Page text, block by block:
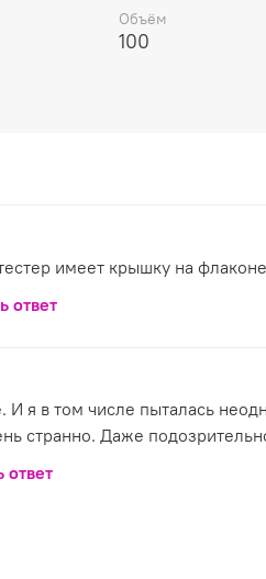
сверкающими
Объём
100
имеет крышку на
ответ
я в том числе пыталась
странно. Даже
ответ